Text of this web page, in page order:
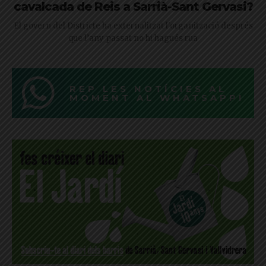
cavalcada de Reis a Sarrià-Sant Gervasi?
El govern del Districte ha externalitzat l'organització després
que l’any passat no hi hagués rua
REP LES NOTÍCIES AL
MOMENT AL WHATSAPP!